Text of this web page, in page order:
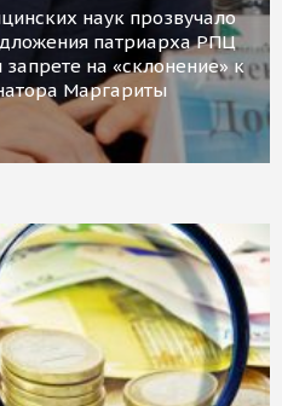
наук прозвучало
патриарха РПЦ
на «склонение» к
Маргариты